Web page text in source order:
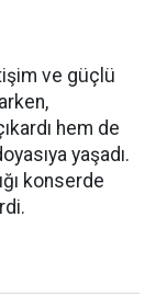
ve güçlü
hem de
yaşadı.
konserde